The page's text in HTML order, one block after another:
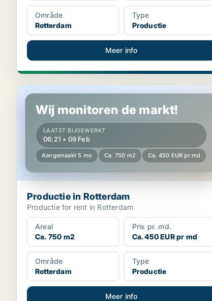
Område
Rotterdam
Type
Productie
Meer info
Productie in Rotterdam
Wij monitoren de markt!
LAATST BIJGEWERKT
06:21 • 09 Feb
Aangemaakt 5 mo Ca. 750 m2 Ca. 450 EUR pr md
Productie in Rotterdam
Productie for rent in Rotterdam
Areal
Ca. 750 m2
Pris pr. md.
Ca. 450 EUR pr md
Område
Rotterdam
Type
Productie
Meer info